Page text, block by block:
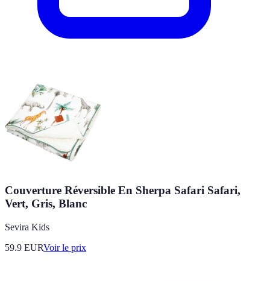
Couverture Réversible En Sherpa Safari Safari,
Vert, Gris, Blanc
Sevira Kids
59.9 EURVoir le prix